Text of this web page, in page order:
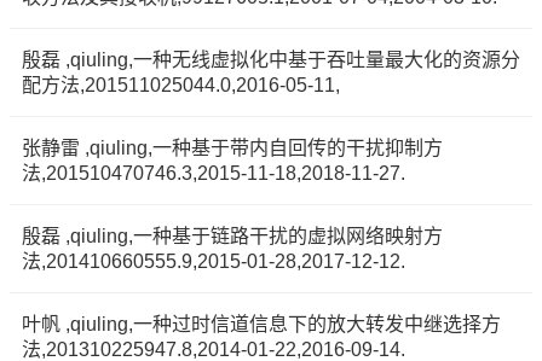
殷磊 ,qiuling,一种无线虚拟化中基于吞吐量最大化的资源分
配方法,201511025044.0,2016-05-11,
张静雷 ,qiuling,一种基于带内自回传的干扰抑制方
法,201510470746.3,2015-11-18,2018-11-27.
殷磊 ,qiuling,一种基于链路干扰的虚拟网络映射方
法,201410660555.9,2015-01-28,2017-12-12.
叶帆 ,qiuling,一种过时信道信息下的放大转发中继选择方
法,201310225947.8,2014-01-22,2016-09-14.